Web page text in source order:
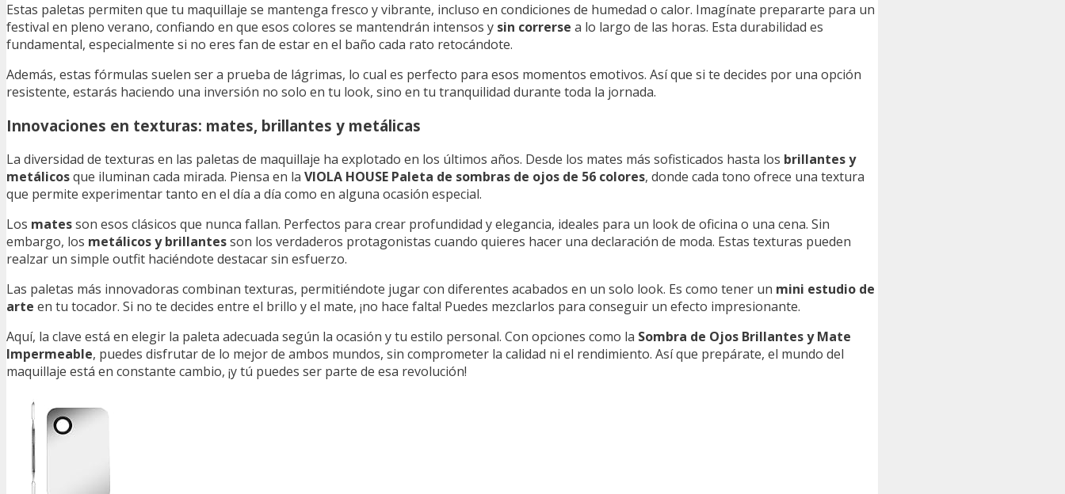
Estas paletas permiten que tu maquillaje se mantenga fresco y vibrante, incluso en condiciones de humedad o calor. Imagínate prepararte para un
festival en pleno verano, confiando en que esos colores se mantendrán intensos y sin correrse a lo largo de las horas. Esta durabilidad es
fundamental, especialmente si no eres fan de estar en el baño cada rato retocándote.
Además, estas fórmulas suelen ser a prueba de lágrimas, lo cual es perfecto para esos momentos emotivos. Así que si te decides por una opción
resistente, estarás haciendo una inversión no solo en tu look, sino en tu tranquilidad durante toda la jornada.
Innovaciones en texturas: mates, brillantes y metálicas
La diversidad de texturas en las paletas de maquillaje ha explotado en los últimos años. Desde los mates más sofisticados hasta los brillantes y
metálicosque iluminan cada mirada. Piensa en la VIOLA HOUSE Paleta de sombras de ojos de 56 colores, donde cada tono ofrece una textura
que permite experimentar tanto en el día a día como en alguna ocasión especial.
Los matesson esos clásicos que nunca fallan. Perfectos para crear profundidad y elegancia, ideales para un look de oficina o una cena. Sin
embargo, los metálicos y brillantesson los verdaderos protagonistas cuando quieres hacer una declaración de moda. Estas texturas pueden
realzar un simple outfit haciéndote destacar sin esfuerzo.
Las paletas más innovadoras combinan texturas, permitiéndote jugar con diferentes acabados en un solo look. Es como tener un mini estudio de
arte en tu tocador. Si no te decides entre el brillo y el mate, ¡no hace falta! Puedes mezclarlos para conseguir un efecto impresionante.
Aquí, la clave está en elegir la paleta adecuada según la ocasión y tu estilo personal. Con opciones como la Sombra de Ojos Brillantes y Mate
Impermeable, puedes disfrutar de lo mejor de ambos mundos, sin comprometer la calidad ni el rendimiento. Así que prepárate, el mundo del
maquillaje está en constante cambio, ¡y tú puedes ser parte de esa revolución!